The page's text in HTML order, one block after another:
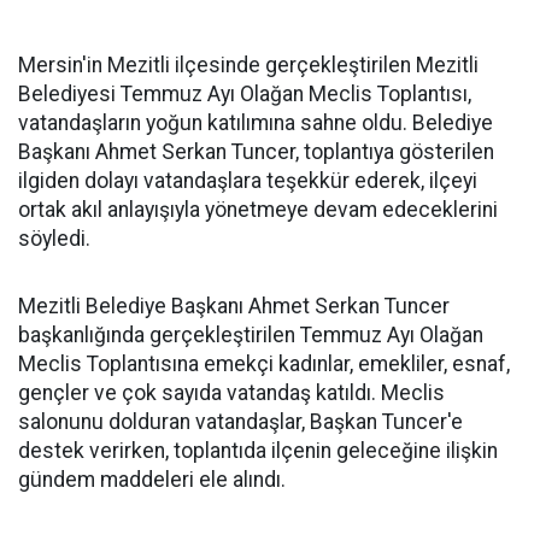
Mersin'in Mezitli ilçesinde gerçekleştirilen Mezitli
Belediyesi Temmuz Ayı Olağan Meclis Toplantısı,
vatandaşların yoğun katılımına sahne oldu. Belediye
Başkanı Ahmet Serkan Tuncer, toplantıya gösterilen
ilgiden dolayı vatandaşlara teşekkür ederek, ilçeyi
ortak akıl anlayışıyla yönetmeye devam edeceklerini
söyledi.
Mezitli Belediye Başkanı Ahmet Serkan Tuncer
başkanlığında gerçekleştirilen Temmuz Ayı Olağan
Meclis Toplantısına emekçi kadınlar, emekliler, esnaf,
gençler ve çok sayıda vatandaş katıldı. Meclis
salonunu dolduran vatandaşlar, Başkan Tuncer'e
destek verirken, toplantıda ilçenin geleceğine ilişkin
gündem maddeleri ele alındı.